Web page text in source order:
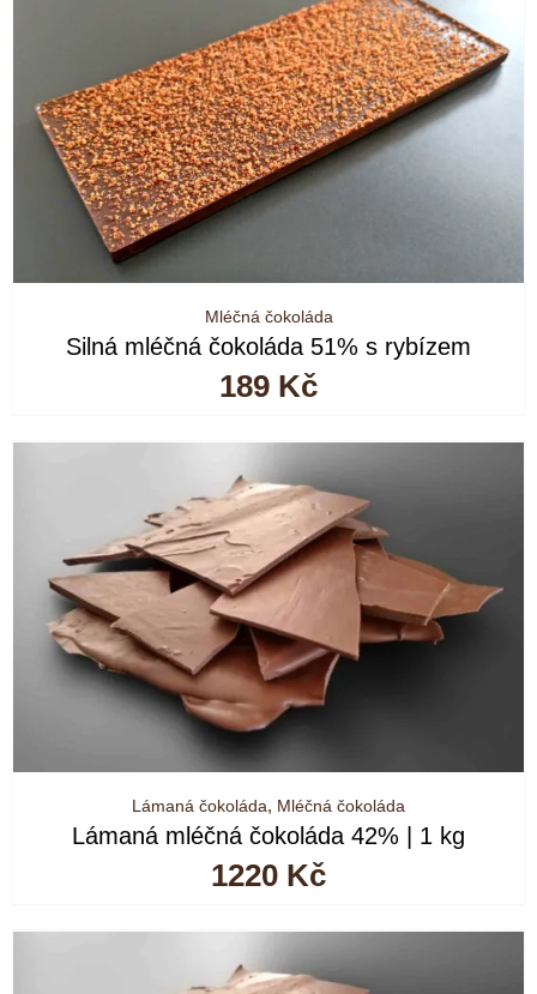
Mléčná čokoláda
Silná mléčná čokoláda 51% s rybízem
189 Kč
Lámaná čokoláda, Mléčná čokoláda
Lámaná mléčná čokoláda 42% | 1 kg
1220 Kč